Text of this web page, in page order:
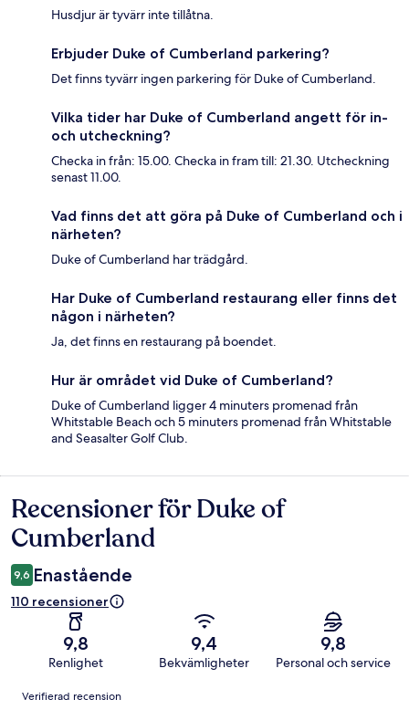
Husdjur är tyvärr inte tillåtna.
Erbjuder Duke of Cumberland parkering?
Det finns tyvärr ingen parkering för Duke of Cumberland.
Vilka tider har Duke of Cumberland angett för in-
och utcheckning?
Checka in från: 15.00. Checka in fram till: 21.30. Utcheckning
senast 11.00.
Vad finns det att göra på Duke of Cumberland och i
närheten?
Duke of Cumberland har trädgård.
Har Duke of Cumberland restaurang eller finns det
någon i närheten?
Ja, det finns en restaurang på boendet.
Hur är området vid Duke of Cumberland?
Duke of Cumberland ligger 4 minuters promenad från
Whitstable Beach och 5 minuters promenad från Whitstable
and Seasalter Golf Club.
Recensioner
Recensioner för Duke of
Cumberland
9,6 Enastående
110 recensioner
9,8
Renlighet
9,4
Bekvämligheter
9,8
Personal och service
Recensioner
Verifierad recension